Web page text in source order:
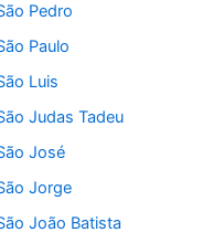
Pedro
Paulo
Luis
Judas Tadeu
José
Jorge
João Batista